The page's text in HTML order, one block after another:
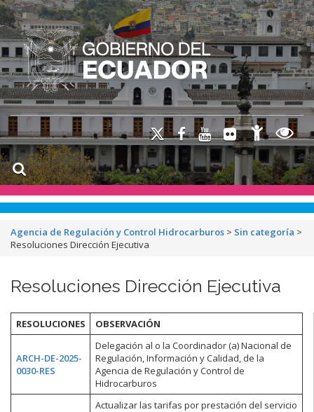
Agencia de Regulación y Control Hidrocarburos > Sin categoría >
Resoluciones Dirección Ejecutiva
Resoluciones Dirección Ejecutiva
RESOLUCIONES OBSERVACIÓN
ARCH-DE-2025-
0030-RES
Delegación al o la Coordinador (a) Nacional de
Regulación, Información y Calidad, de la
Agencia de Regulación y Control de
Hidrocarburos
Actualizar las tarifas por prestación del servicio